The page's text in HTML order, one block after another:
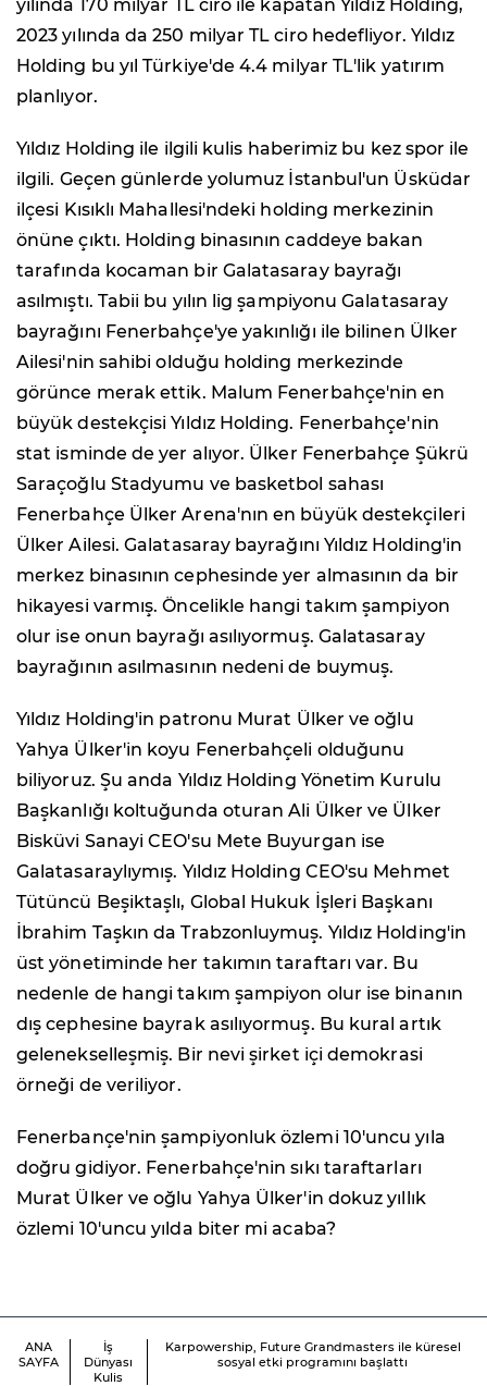
yılında 170 milyar TL ciro ile kapatan Yıldız Holding,
2023 yılında da 250 milyar TL ciro hedefliyor. Yıldız
Holding bu yıl Türkiye'de 4.4 milyar TL'lik yatırım
planlıyor.
Yıldız Holding ile ilgili kulis haberimiz bu kez spor ile
ilgili. Geçen günlerde yolumuz İstanbul'un Üsküdar
ilçesi Kısıklı Mahallesi'ndeki holding merkezinin
önüne çıktı. Holding binasının caddeye bakan
tarafında kocaman bir Galatasaray bayrağı
asılmıştı. Tabii bu yılın lig şampiyonu Galatasaray
bayrağını Fenerbahçe'ye yakınlığı ile bilinen Ülker
Ailesi'nin sahibi olduğu holding merkezinde
görünce merak ettik. Malum Fenerbahçe'nin en
büyük destekçisi Yıldız Holding. Fenerbahçe'nin
stat isminde de yer alıyor. Ülker Fenerbahçe Şükrü
Saraçoğlu Stadyumu ve basketbol sahası
Fenerbahçe Ülker Arena'nın en büyük destekçileri
Ülker Ailesi. Galatasaray bayrağını Yıldız Holding'in
merkez binasının cephesinde yer almasının da bir
hikayesi varmış. Öncelikle hangi takım şampiyon
olur ise onun bayrağı asılıyormuş. Galatasaray
bayrağının asılmasının nedeni de buymuş.
Yıldız Holding'in patronu Murat Ülker ve oğlu
Yahya Ülker'in koyu Fenerbahçeli olduğunu
biliyoruz. Şu anda Yıldız Holding Yönetim Kurulu
Başkanlığı koltuğunda oturan Ali Ülker ve Ülker
Bisküvi Sanayi CEO'su Mete Buyurgan ise
Galatasaraylıymış. Yıldız Holding CEO'su Mehmet
Tütüncü Beşiktaşlı, Global Hukuk İşleri Başkanı
İbrahim Taşkın da Trabzonluymuş. Yıldız Holding'in
üst yönetiminde her takımın taraftarı var. Bu
nedenle de hangi takım şampiyon olur ise binanın
dış cephesine bayrak asılıyormuş. Bu kural artık
gelenekselleşmiş. Bir nevi şirket içi demokrasi
örneği de veriliyor.
Fenerbançe'nin şampiyonluk özlemi 10'uncu yıla
doğru gidiyor. Fenerbahçe'nin sıkı taraftarları
Murat Ülker ve oğlu Yahya Ülker'in dokuz yıllık
özlemi 10'uncu yılda biter mi acaba?
ANA
SAYFA
İş
Dünyası
Kulis
Karpowership, Future Grandmasters ile küresel
sosyal etki programını başlattı